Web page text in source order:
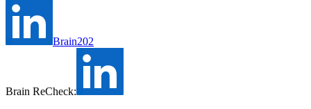
Brain202
Brain ReCheck: